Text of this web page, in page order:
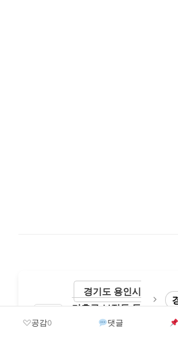
경기도 용인시
기흥구 보정동 독
감 무료 예방접종
정구
공감0 댓글